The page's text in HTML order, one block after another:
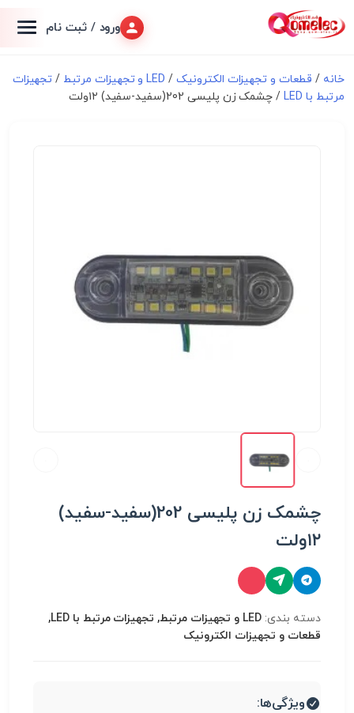
ورود / ثبت نام
خانه / قطعات و تجهیزات الکترونیک/ LED و تجهیزات مرتبط / تجهیزات
مرتبط با LED
/ چشمک زن پلیسی 202(سفید-سفید) ۱۲ولت
چشمک زن پلیسی 202(سفید-سفید)
۱۲ولت
دسته بندی:
LED و تجهیزات مرتبط, تجهیزات مرتبط با LED,
قطعات و تجهیزات الکترونیک
ویژگی‌ها: